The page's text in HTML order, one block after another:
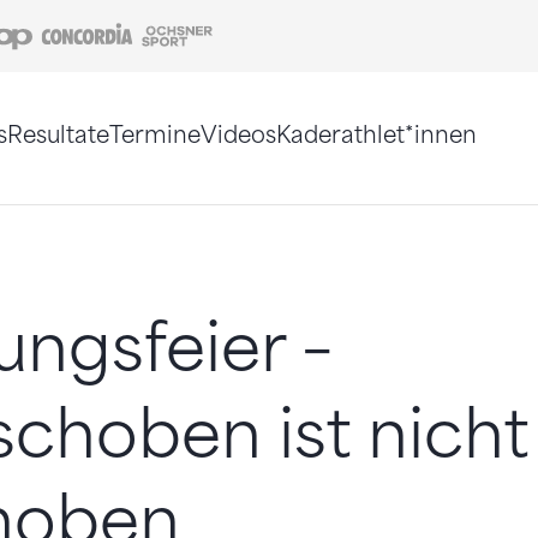
Coop Concordia
ResultateTermineVideosKaderathlet*innen
–
ist nicht